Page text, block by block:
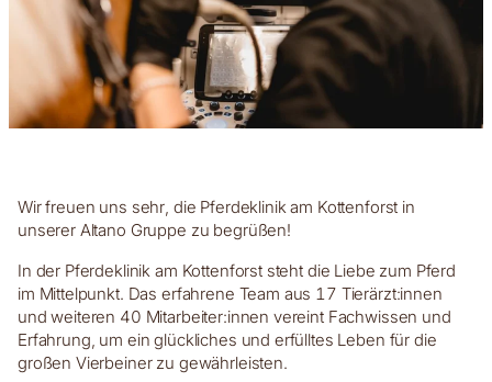
Wir freuen uns sehr, die Pferdeklinik am Kottenforst in
unserer Altano Gruppe zu begrüßen!
In der Pferdeklinik am Kottenforst steht die Liebe zum Pferd
im Mittelpunkt. Das erfahrene Team aus 17 Tierärzt:innen
und weiteren 40 Mitarbeiter:innen vereint Fachwissen und
Erfahrung, um ein glückliches und erfülltes Leben für die
großen Vierbeiner zu gewährleisten.